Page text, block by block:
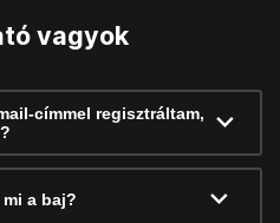
vagyok
címmel regisztráltam,
a baj?